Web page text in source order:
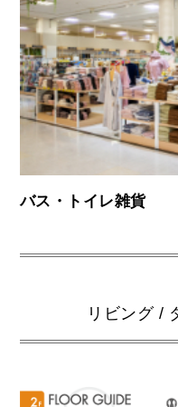
バス・トイレ雑貨
リビング /